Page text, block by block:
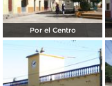
Por el Centro